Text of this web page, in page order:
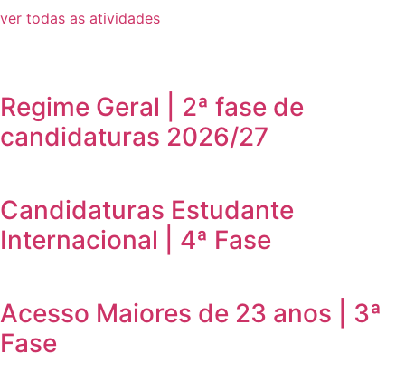
ver todas as atividades
Regime Geral | 2ª fase de
candidaturas 2026/27
Candidaturas Estudante
Internacional | 4ª Fase
Acesso Maiores de 23 anos | 3ª
Fase